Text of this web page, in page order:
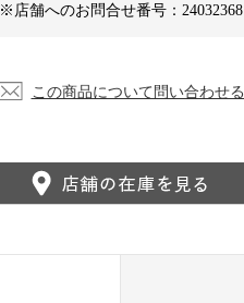
※店舗へのお問合せ番号：24032368
この商品について問い合わせる